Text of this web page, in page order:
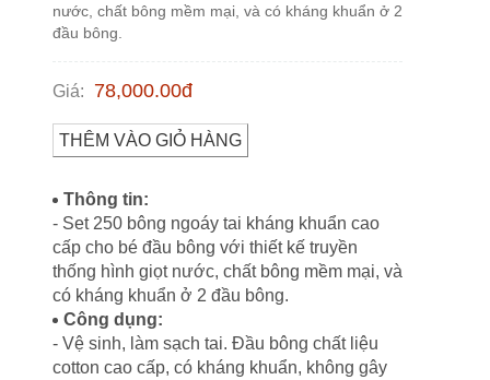
nước, chất bông mềm mại, và có kháng khuẩn ở 2
đầu bông.
Giá: 78,000.00đ
THÊM VÀO GIỎ HÀNG
Thông tin:
- Set 250 bông ngoáy tai kháng khuẩn cao
cấp cho bé đầu bông với thiết kế truyền
thống hình giọt nước, chất bông mềm mại, và
có kháng khuẩn ở 2 đầu bông.
Công dụng:
- Vệ sinh, làm sạch tai. Đầu bông chất liệu
cotton cao cấp, có kháng khuẩn, không gây